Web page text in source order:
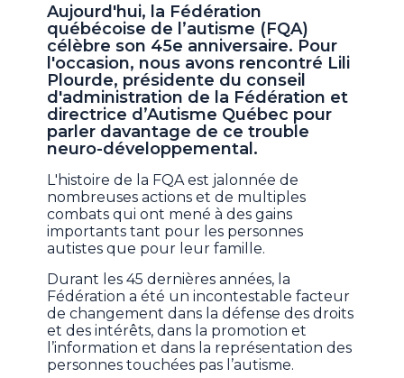
Aujourd'hui, la Fédération
québécoise de l’autisme (FQA)
célèbre son 45e anniversaire. Pour
l'occasion, nous avons rencontré Lili
Plourde, présidente du conseil
d'administration de la Fédération et
directrice d’Autisme Québec pour
parler davantage de ce trouble
neuro-développemental.
L'histoire de la FQA est jalonnée de
nombreuses actions et de multiples
combats qui ont mené à des gains
importants tant pour les personnes
autistes que pour leur famille.
Durant les 45 dernières années, la
Fédération a été un incontestable facteur
de changement dans la défense des droits
et des intérêts, dans la promotion et
l’information et dans la représentation des
personnes touchées pas l’autisme.